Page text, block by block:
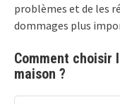
problèmes et de les
dommages plus
Comment choisir
maison ?